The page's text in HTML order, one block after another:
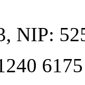
, NIP: